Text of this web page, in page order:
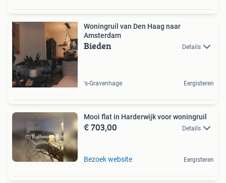
Woningruil van Den Haag naar
Amsterdam
Bieden Details
's-Gravenhage Eergisteren
Mooi flat in Harderwijk voor woningruil
€ 703,00 Details
Bezoek website Eergisteren